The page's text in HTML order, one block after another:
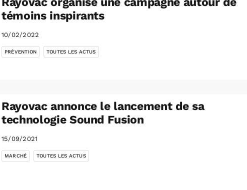
témoins inspirants
10/02/2022
PRÉVENTION TOUTES LES ACTUS
Rayovac annonce le lancement de sa
technologie Sound Fusion
15/09/2021
MARCHÉ
,
TOUTES LES ACTUS